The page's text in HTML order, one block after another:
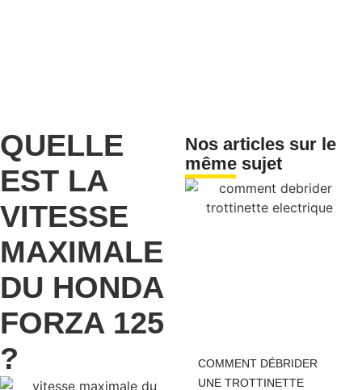
QUELLE
EST LA
VITESSE
MAXIMALE
DU HONDA
FORZA 125
?
Nos articles sur le
même sujet
COMMENT DÉBRIDER
UNE TROTTINETTE